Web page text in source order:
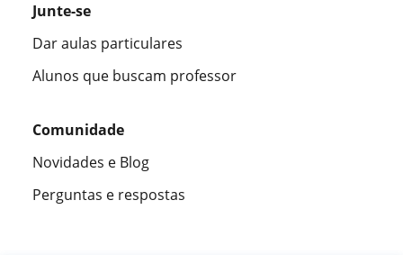
Junte-se
Dar aulas particulares
Alunos que buscam professor
Comunidade
Novidades e Blog
Perguntas e respostas